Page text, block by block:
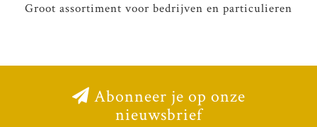
Groot assortiment voor bedrijven en particulieren
Abonneer je op onze
nieuwsbrief